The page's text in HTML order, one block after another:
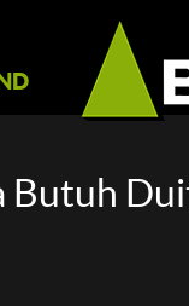
Butuh